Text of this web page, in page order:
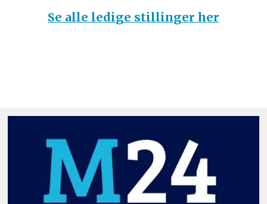
Se alle ledige stillinger her